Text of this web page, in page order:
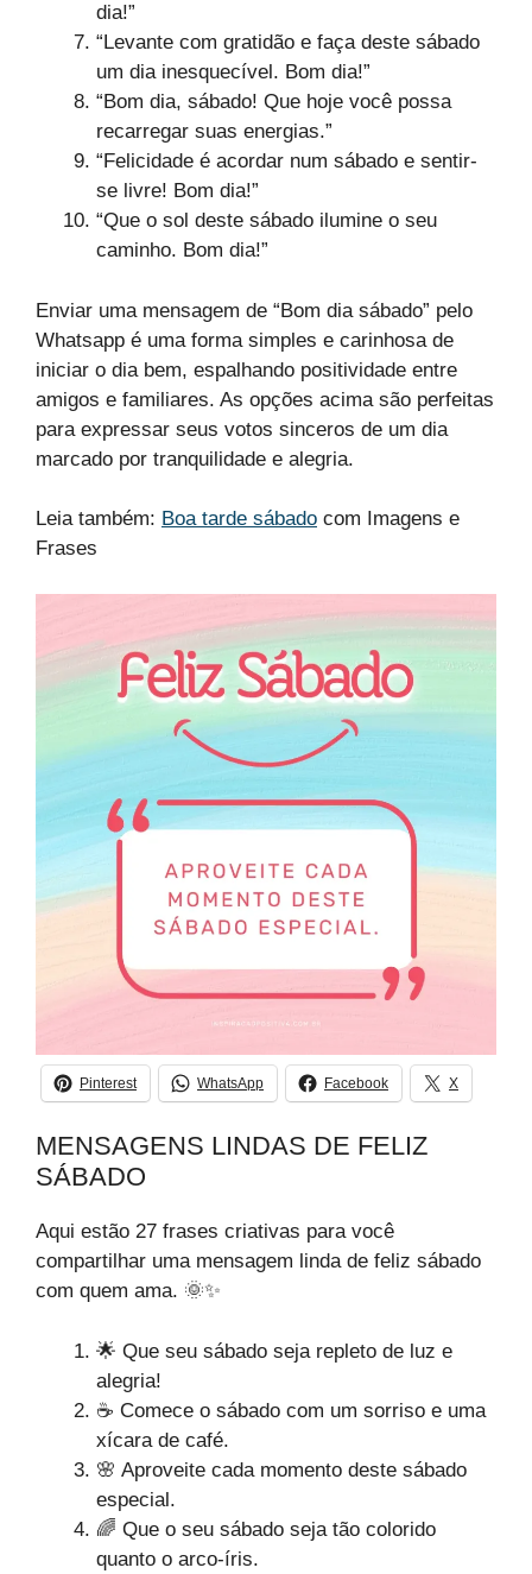
dia!”
“Levante com gratidão e faça deste sábado
um dia inesquecível. Bom dia!”
“Bom dia, sábado! Que hoje você possa
recarregar suas energias.”
“Felicidade é acordar num sábado e sentir-
se livre! Bom dia!”
“Que o sol deste sábado ilumine o seu
caminho. Bom dia!”
Enviar uma mensagem de “Bom dia sábado” pelo
Whatsapp é uma forma simples e carinhosa de
iniciar o dia bem, espalhando positividade entre
amigos e familiares. As opções acima são perfeitas
para expressar seus votos sinceros de um dia
marcado por tranquilidade e alegria.
Leia também: Boa tarde sábado com Imagens e
Frases
Pinterest WhatsApp Facebook X
MENSAGENS LINDAS DE FELIZ
SÁBADO
Aqui estão 27 frases criativas para você
compartilhar uma mensagem linda de feliz sábado
com quem ama. 🌞✨
🌟 Que seu sábado seja repleto de luz e
alegria!
☕️ Comece o sábado com um sorriso e uma
xícara de café.
🌸 Aproveite cada momento deste sábado
especial.
🌈 Que o seu sábado seja tão colorido
quanto o arco-íris.